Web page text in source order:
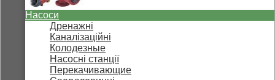
Насоси
Дренажні
Каналізаційні
Колодезные
Насосні станції
Перекачивающие